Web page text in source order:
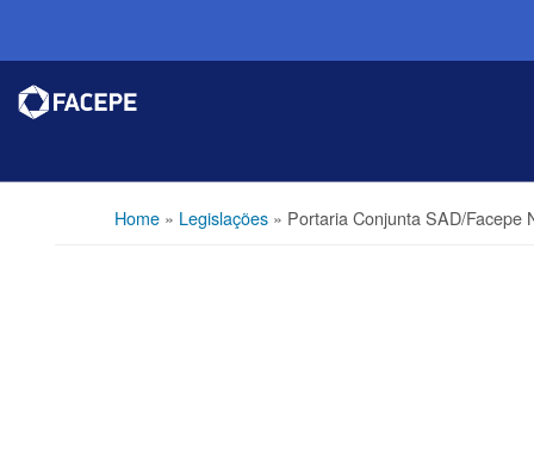
Home» Legislações» Portaria Conjunta SAD/Facepe